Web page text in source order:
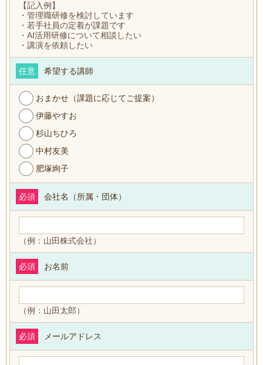
【記入例】
・管理職研修を検討しています
・若手社員の定着が課題です
・AI活用研修について相談したい
・講演を依頼したい
希望する講師
任意
おまかせ（課題に応じてご提案）
伊藤やすお
杉山ちひろ
中村友美
肥塚絢子
会社名（所属・団体）
必須
（例：山田株式会社）
お名前
必須
（例：山田太郎）
メールアドレス
必須